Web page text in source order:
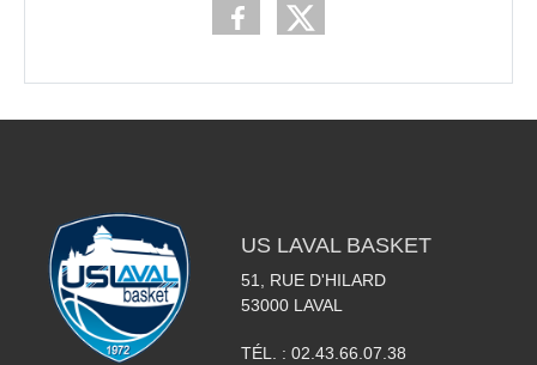
US LAVAL BASKET
51, RUE D'HILARD
53000 LAVAL
TÉL. : 02.43.66.07.38